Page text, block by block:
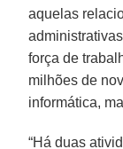
aquelas
força de
milhões de
informática,
“Há duas